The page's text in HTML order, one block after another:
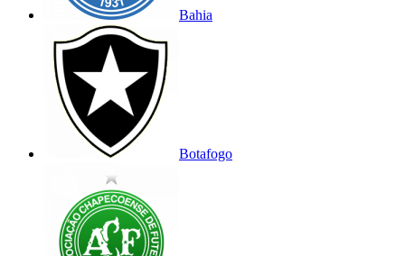
Bahia
Botafogo